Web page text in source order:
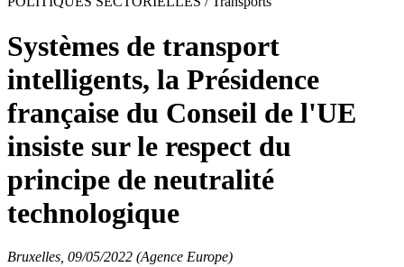
Systèmes de transport
intelligents, la Présidence
française du Conseil de l'UE
insiste sur le respect du
principe de neutralité
technologique
Bruxelles, 09/05/2022 (Agence Europe)